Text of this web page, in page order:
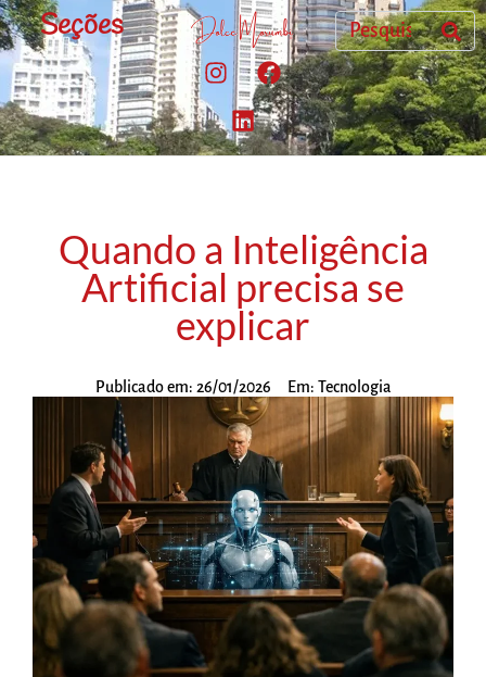
Seções
Quando a Inteligência
Artificial precisa se
explicar
Publicado em: 26/01/2026 Em: Tecnologia